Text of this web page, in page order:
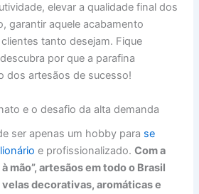
elevar a qualidade final dos
garantir aquele acabamento
tanto desejam. Fique
por que a parafina
dos artesãos de sucesso!
e o desafio da alta demanda
ser apenas um hobby para se
e profissionalizado.Com a
mão”, artesãos em todo o Brasil
velas decorativas, aromáticas e